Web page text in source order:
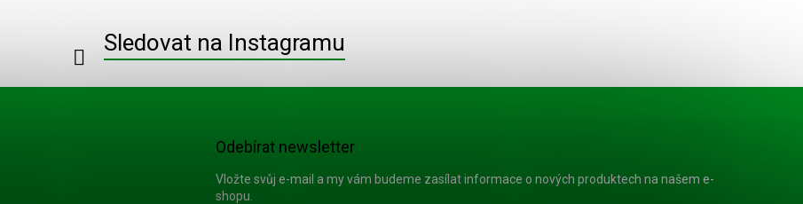
Sledovat na Instagramu
Odebírat newsletter
Vložte svůj e-mail a my vám budeme zasílat informace o nových produktech na našem e-
shopu.